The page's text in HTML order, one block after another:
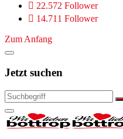
22.572 Follower
14.711 Follower
Zum Anfang
Jetzt suchen